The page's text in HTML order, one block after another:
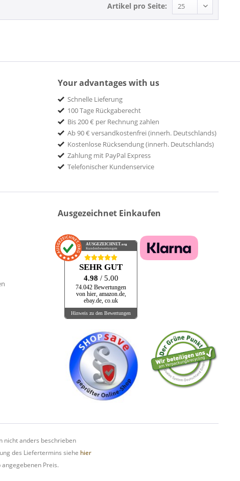
Artikel pro Seite:
Your advantages with us
Schnelle Lieferung
100 Tage Rückgaberecht
Bis 200 € per Rechnung zahlen
Ab 90 € versandkostenfrei (innerh. Deutschlands)
Kostenlose Rücksendung (innerh. Deutschlands)
Zahlung mit PayPal Express
Telefonischer Kundenservice
Ausgezeichnet Einkaufen
AUSGEZEICHNET .org
Kundenbewertungen
SEHR GUT
4.98 / 5.00
74.042 Bewertungen
von hier, amazon.de,
ebay.de, co.uk
Hinweis zu den Bewertungen
nicht anders beschrieben
des Liefertermins siehe hier
Preis.